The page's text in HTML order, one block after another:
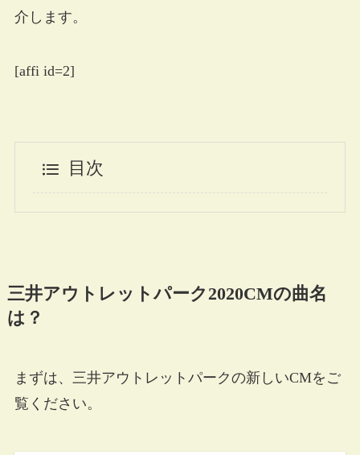
介します。
[affi id=2]
目次
三井アウトレットパーク2020CMの曲名
は？
まずは、三井アウトレットパークの新しいCMをご
覧ください。